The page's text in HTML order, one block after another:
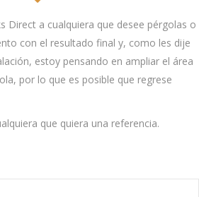
Direct a cualquiera que desee pérgolas o
con el resultado final y, como les dije
estoy pensando en ampliar el área
por lo que es posible que regrese
que quiera una referencia.